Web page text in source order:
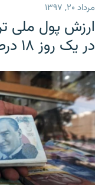
مرداد ۲۰, ۱۳۹۷
ارزش پول ملی
در یک روز ۱۸ درصد سقوط کرد